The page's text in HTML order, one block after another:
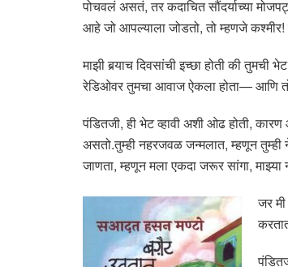
पोचवलं असतं, तर कदाचित सौंदर्याच्या
आहे जो आपल्याला जोडतो, तो म्हणजे कश्मीर!
माझी बर्‍याच दिवसांची इच्छा होती की तुमची
रेडिओवर तुमचा आवाज ऐकला होता— आणि
पंडितजी, ही भेट व्हावी अशी ओढ होती,
असतो.तुम्ही नहरजवळ जन्मलात, म्हणून तुम्ही
जाणता, म्हणून मला एकदा जरूर सांगा, माझ्या
जर